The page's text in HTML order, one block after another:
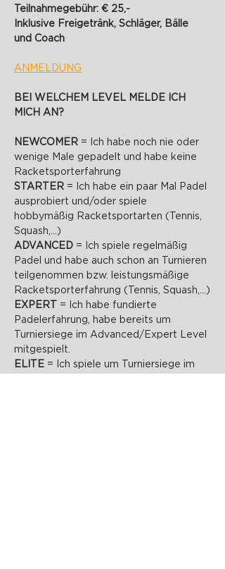
Teilnahmegebühr: € 25,-
Inklusive Freigetränk, Schläger, Bälle
und Coach
ANMELDUNG
BEI WELCHEM LEVEL MELDE ICH
MICH AN?
NEWCOMER = Ich habe noch nie oder
wenige Male gepadelt und habe keine
Racketsporterfahrung
STARTER = Ich habe ein paar Mal Padel
ausprobiert und/oder spiele
hobbymäßig Racketsportarten (Tennis,
Squash,...)
ADVANCED = Ich spiele regelmäßig
Padel und habe auch schon an Turnieren
teilgenommen bzw. leistungsmäßige
Racketsporterfahrung (Tennis, Squash,...)
EXPERT = Ich habe fundierte
Padelerfahrung, habe bereits um
Turniersiege im Advanced/Expert Level
mitgespielt.
ELITE = Ich spiele um Turniersiege im